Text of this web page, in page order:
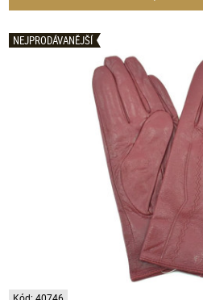
NEJPRODÁVANĚJŠÍ